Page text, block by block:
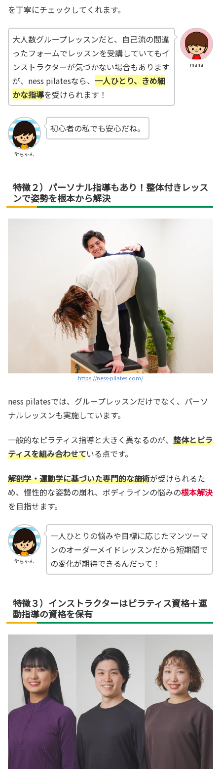
を丁寧にチェックしてくれます。
mana
大人数グループレッスンだと、自己流の間違
ったフォームでレッスンを受講していてもイ
ンストラクターが気づかない場合もあります
が、ness pilatesなら、 一人ひとり、きめ細
かな指導を受けられます！
fitちゃん
初心者の私でも安心だね。
特徴２）パーソナル指導もあり！整体付きレッス
ンで姿勢を根本から解決
https://ness-pilates.com/
ness pilatesでは、グループレッスンだけでなく、パーソ
ナルレッスンも実施しています。
一般的なピラティス指導と大きく異なるのが、 整体とピラ
ティスを組み合わせている点です。
解剖学・運動学に基づいた専門的な施術が受けられるた
め、慢性的な姿勢の崩れ、ボディラインの悩みの根本解決
を目指せます。
fitちゃん
一人ひとりの悩みや目標に応じたマンツーマ
ンのオーダーメイドレッスンだから短期間で
の変化が期待できるんだって！
特徴３）インストラクターはピラティス資格＋運
動指導の資格を保有